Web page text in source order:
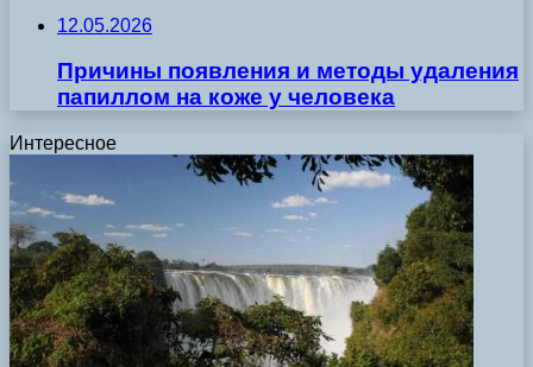
12.05.2026
Причины появления и методы удаления
папиллом на коже у человека
Интересное